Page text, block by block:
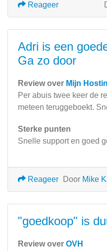
Reageer
Adri is een
Ga zo door
Review over Mijn
Per abuis twee keer de
meteen teruggeboekt.
Sterke punten
Snelle support en goed
Door Mike
Reageer
"goedkoop" is
Review over OVH